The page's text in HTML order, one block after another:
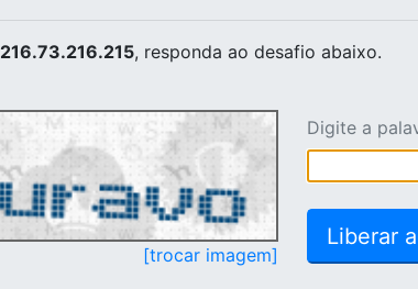
216.73.216.215, responda ao desafio abaixo.
[trocar imagem]
Digite a